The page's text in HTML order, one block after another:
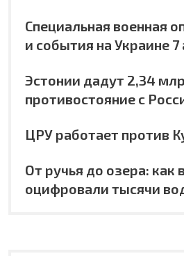
Специальная военная
и события на Украине 7
Эстонии дадут 2,34
противостояние с
ЦРУ работает против
От ручья до озера: как
оцифровали тысячи